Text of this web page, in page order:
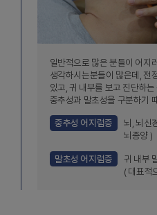
일반적으로 많은 분들이 어지
생각하시는분들이 많은데, 전
있고, 귀 내부를 보고 진단하
중추성과 말초성을 구분하기
중추성 어지럼증
뇌, 뇌신
뇌종양 )
말초성 어지럼증
귀 내부
( 대표적